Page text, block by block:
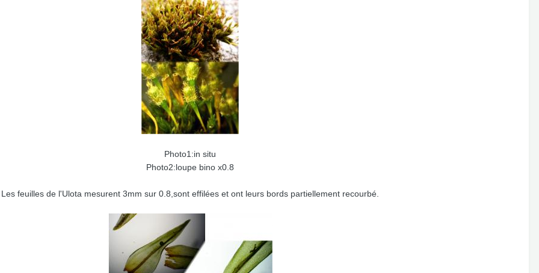
Photo1:in situ
Photo2:loupe bino x0.8
Les feuilles de l'Ulota mesurent 3mm sur 0.8,sont effilées et ont leurs bords partiellement recourbé.